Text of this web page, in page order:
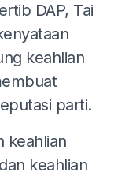
DAP, Tai
keahlian
parti.
keahlian
keahlian